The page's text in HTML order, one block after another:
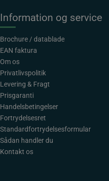
Information og service
Brochure / datablade
EAN faktura
Om os
Privatlivspolitik
Levering & Fragt
Prisgaranti
Handelsbetingelser
Fortrydelsesret
Standardfortrydelsesformular
Sådan handler du
Kontakt os